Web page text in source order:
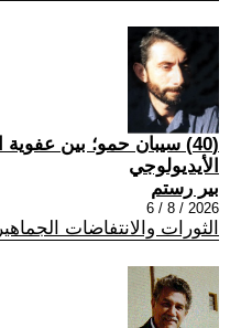
(40) سيبان حمو؛ بين
الأيديولوجي
بير رستم
2026 / 8 / 6
الثورات والانتفاضات